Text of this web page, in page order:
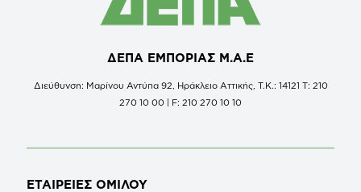
ΔΕΠΑ ΕΜΠΟΡΙΑΣ Μ.Α.Ε
Διεύθυνση: Μαρίνου Αντύπα 92, Ηράκλειο Αττικής, Τ.Κ.: 14121 Τ: 210
270 10 00 | F: 210 270 10 10
ΕΤΑΙΡΕΙΕΣ ΟΜΙΛΟΥ